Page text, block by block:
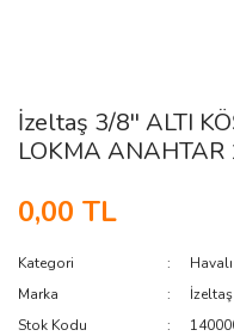
İzeltaş 3/8'' ALTI
LOKMA
0,00 TL
Kategori
Marka
İzeltaş
Stok Kodu